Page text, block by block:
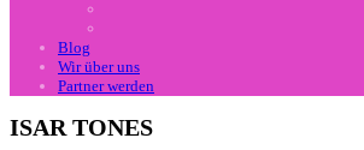
Blog
Wir über uns
Partner werden
ISAR TONES